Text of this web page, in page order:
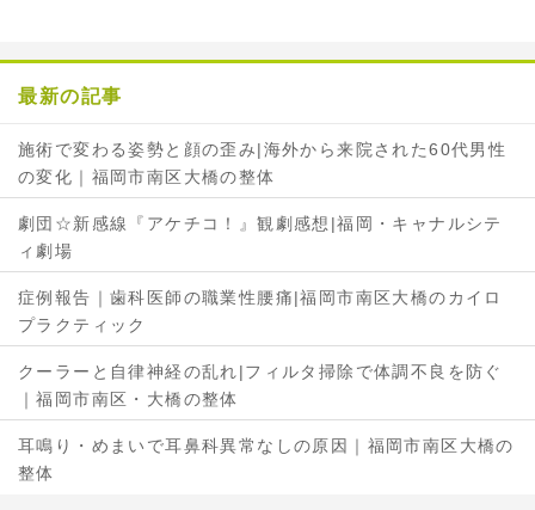
o
k
シ
ェ
r
で
ェ
ア
最新の記事
施術で変わる姿勢と顔の歪み|海外から来院された60代男性
の変化｜福岡市南区大橋の整体
劇団☆新感線『アケチコ！』観劇感想|福岡・キャナルシテ
ィ劇場
症例報告｜歯科医師の職業性腰痛|福岡市南区大橋のカイロ
プラクティック
クーラーと自律神経の乱れ|フィルタ掃除で体調不良を防ぐ
｜福岡市南区・大橋の整体
耳鳴り・めまいで耳鼻科異常なしの原因｜福岡市南区大橋の
整体